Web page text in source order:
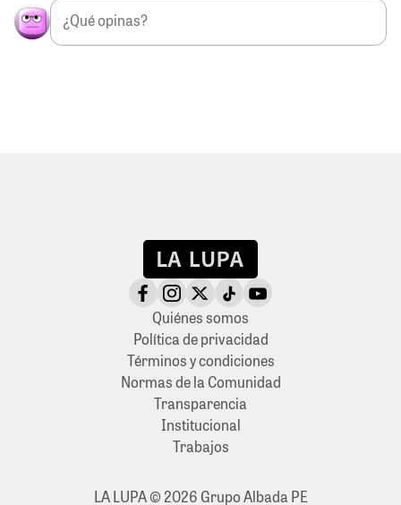
Quiénes somos
Política de privacidad
Términos y condiciones
Normas de la Comunidad
Transparencia
Institucional
Trabajos
LA LUPA © 2026 Grupo Albada PE